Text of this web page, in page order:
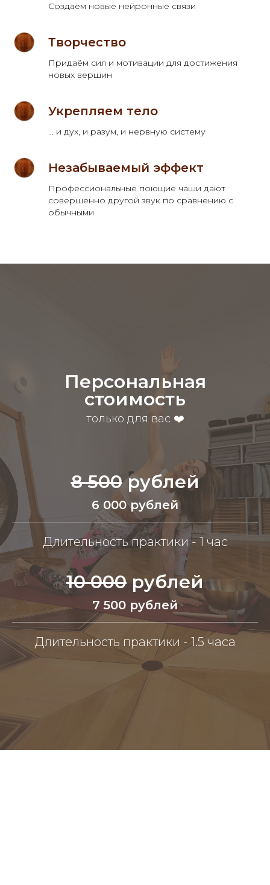
Создаём новые нейронные связи
Творчество
Придаём сил и мотивации для достижения
новых вершин
Укрепляем тело
... и дух, и разум, и нервную систему
Незабываемый эффект
Профессиональные поющие чаши дают
совершенно другой звук по сравнению с
обычными
Персональная
стоимость
только для вас ❤️
8 500рублей
6 000 рублей
Длительность практики - 1 час
10 000 рублей
7 500 рублей
Длительность практики - 1.5 часа